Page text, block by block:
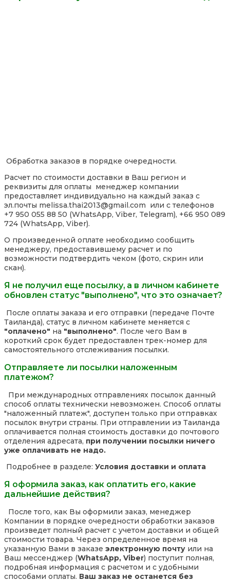
Обработка заказов в порядке очередности.
Расчет по стоимости доставки в Ваш регион и
реквизиты для оплаты менеджер компании
предоставляет индивидуально на каждый заказ с
эл.почты melissa.thai2013@gmail.com или с телефонов
+7 950 055 88 50 (WhatsApp, Viber, Telegram), +66 950 089
724 (WhatsApp, Viber).
О произведенной оплате необходимо сообщить
менеджеру, предоставившему расчет и по
возможности подтвердить чеком (фото, скрин или
скан).
Я не получил еще посылку, а в личном кабинете
обновлен статус "выполнено", что это означает?
После оплаты заказа и его отправки (передаче Почте
Таиланда), статус в личном кабинете меняется с
"оплачено" на "выполнено". После чего Вам в
короткий срок будет предоставлен трек-номер для
самостоятельного отслеживания посылки.
Отправляете ли посылки наложенным
платежом?
При международных отправлениях посылок данный
способ оплаты технически невозможен. Способ оплаты
"наложенный платеж", доступен только при отправках
посылок внутри страны. При отправлении из Таиланда
оплачивается полная стоимость доставки до почтового
отделения адресата, при получении посылки ничего
уже оплачивать не надо.
Подробнее в разделе: Условия доставки и оплата
Я оформила заказ, как оплатить его, какие
дальнейшие действия?
После того, как Вы оформили заказ, менеджер
Компании в порядке очередности обработки заказов
произведет полный расчет с учетом доставки и общей
стоимости товара. Через определенное время на
указанную Вами в заказе электронную почту или на
Ваш мессенджер (WhatsApp, Viber) поступит полная,
подробная информация с расчетом и с удобными
способами оплаты. Ваш заказ не останется без